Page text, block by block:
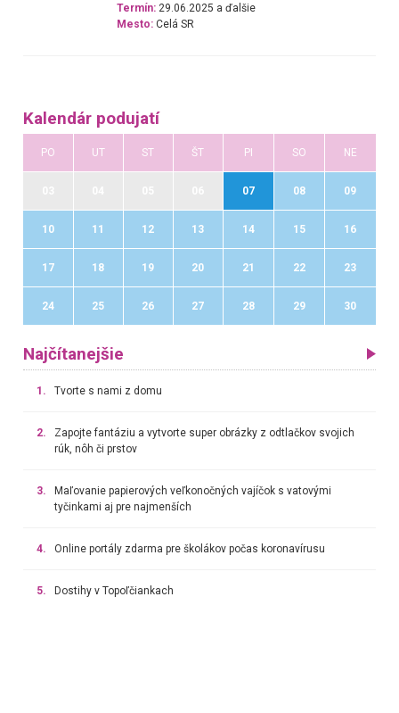
Termín: 29.06.2025 a ďalšie
Mesto: Celá SR
Kalendár podujatí
PO UT ST ŠT PI SO NE
07 08 09
10 11 12 13 14 15 16
17 18 19 20 21 22 23
24 25 26 27 28 29 30
Najčítanejšie
1. Tvorte s nami z domu
2.
Zapojte fantáziu a vytvorte super obrázky z odtlačkov svojich
rúk, nôh či prstov
3.
Maľovanie papierových veľkonočných vajíčok s vatovými
tyčinkami aj pre najmenších
4. Online portály zdarma pre školákov počas koronavírusu
5. Dostihy v Topoľčiankach